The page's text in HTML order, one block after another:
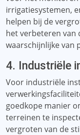
irrigatiesystemen,
helpen bij de
het verbeteren van
waarschijnlijke van
4. Industriële
Voor industriële
goedkope manier
terreinen te
vergroten van de